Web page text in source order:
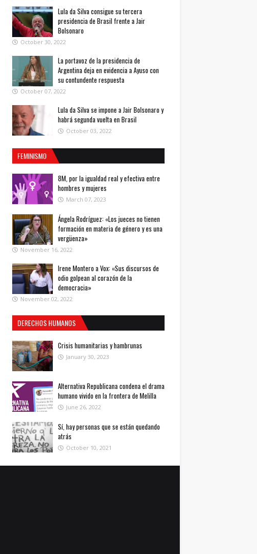
Lula da Silva consigue su tercera
presidencia de Brasil frente a Jair
Bolsonaro
October 30, 2022
La portavoz de la presidencia de
Argentina deja en evidencia a Ayuso con
su contundente respuesta
October 07, 2022
Lula da Silva se impone a Jair Bolsonaro y
habrá segunda vuelta en Brasil
October 03, 2022
FEMINISMO
8M, por la igualdad real y efectiva entre
hombres y mujeres
March 07, 2023
Ángela Rodríguez: «Los jueces no tienen
formación en materia de género y es una
vergüenza»
November 16, 2022
Irene Montero a Vox: «Sus discursos de
odio golpean al corazón de la
democracia»
November 02, 2022
DERECHOS HUMANOS
Crisis humanitarias y hambrunas
January 30, 2023
Alternativa Republicana condena el drama
humano vivido en la frontera de Melilla
June 26, 2022
Sí, hay personas que se están quedando
atrás
October 10, 2021